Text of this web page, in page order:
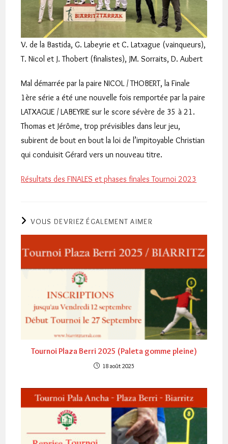
V. de la Bastida, G. Labeyrie et C. Latxague (vainqueurs),
T. Nicol et J. Thobert (finalistes), JM. Sorraits, D. Aubert
Mal démarrée par la paire NICOL / THOBERT, la Finale
1ère série a été une nouvelle fois remportée par la paire
LATXAGUE / LABEYRIE sur le score sévère de 35 à 21.
Thomas et Jérôme, trop prévisibles dans leur jeu,
subirent de bout en bout la loi de l’impitoyable Christian
qui conduisit Gérard vers un nouveau titre.
Résultats des FINALES et phases finales Tournoi 2023
VOUS DEVRIEZ ÉGALEMENT AIMER
Tournoi Plaza Berri 2025 (Paleta gomme pleine)
18 août 2025